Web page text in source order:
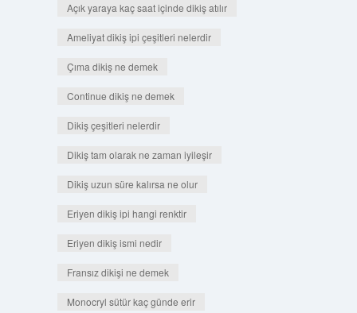
Açık yaraya kaç saat içinde dikiş atılır
Ameliyat dikiş ipi çeşitleri nelerdir
Çıma dikiş ne demek
Continue dikiş ne demek
Dikiş çeşitleri nelerdir
Dikiş tam olarak ne zaman iyileşir
Dikiş uzun süre kalırsa ne olur
Eriyen dikiş ipi hangi renktir
Eriyen dikiş ismi nedir
Fransız dikişi ne demek
Monocryl sütür kaç günde erir